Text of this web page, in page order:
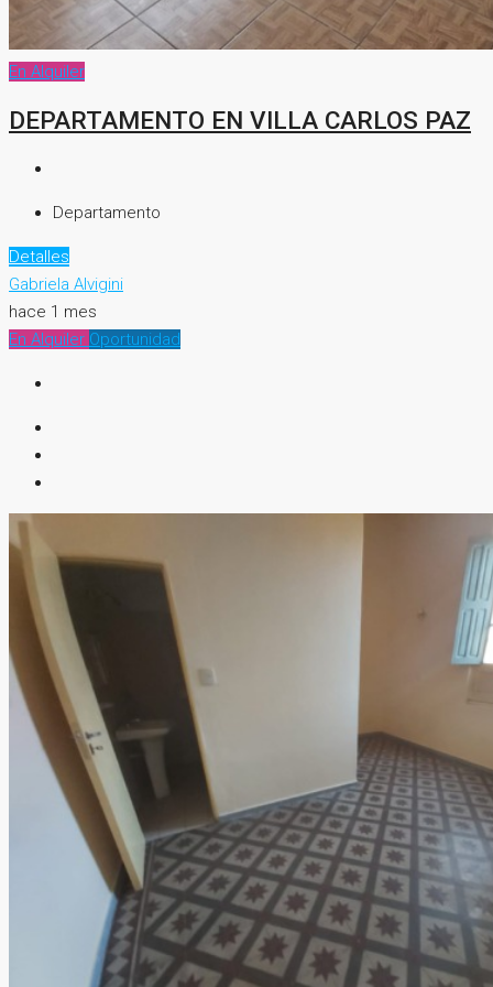
En Alquiler
DEPARTAMENTO EN VILLA CARLOS PAZ
Departamento
Detalles
Gabriela Alvigini
hace 1 mes
En Alquiler Oportunidad